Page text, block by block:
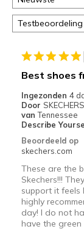
door
<a
page
met
van
de
Best shoes
Ingezonden 4
Door
van Tennessee
Describe
Beoordeeld op
skechers.com
These are the
Skechers!!!
support it feels
highly
day! I do not
have the